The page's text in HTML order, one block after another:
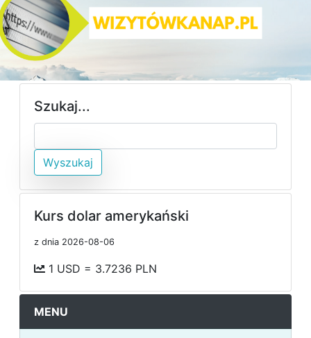
Szukaj...
Wyszukaj
Kurs dolar amerykański
z dnia 2026-08-06
1 USD = 3.7236 PLN
MENU